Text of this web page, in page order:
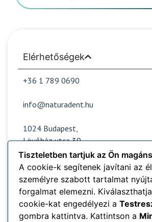
Elérhetőségek
+36 1 789 0690
info@naturadent.hu
1024 Budapest,
Lövőház utca 39.
Nyitvatartás
Népszerű oldalak
Tiszteletben tartjuk az Ön
A cookie-k segítenek javítani az
személyre szabott tartalmat
forgalmat elemezni.
cookie-kat engedélyezi a
gombra kattintva. Kattintson a